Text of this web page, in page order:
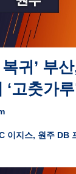
귀’ 부
고춧가
이지스, 원주 DB